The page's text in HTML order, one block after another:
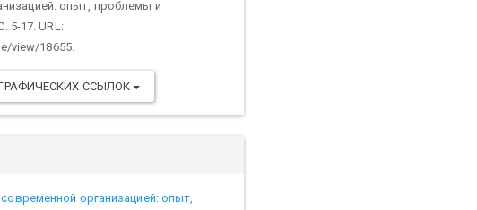
опыт, проблемы и
5-17. URL:
view/18655.
ССЫЛОК
организацией: опыт,